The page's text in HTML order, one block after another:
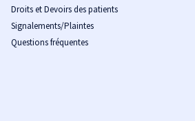
Droits et Devoirs des patients
Signalements/Plaintes
Questions fréquentes